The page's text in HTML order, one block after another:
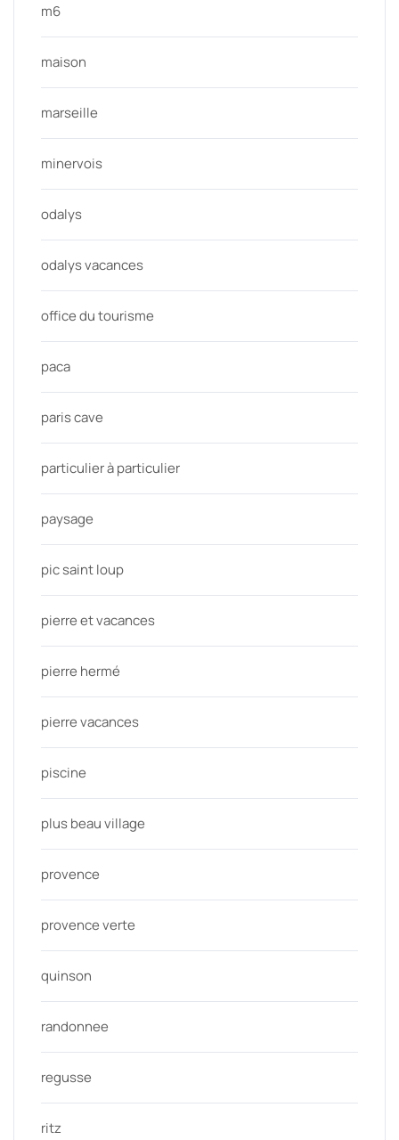
m6
maison
marseille
minervois
odalys
odalys vacances
office du tourisme
paca
paris cave
particulier à particulier
paysage
pic saint loup
pierre et vacances
pierre hermé
pierre vacances
piscine
plus beau village
provence
provence verte
quinson
randonnee
regusse
ritz